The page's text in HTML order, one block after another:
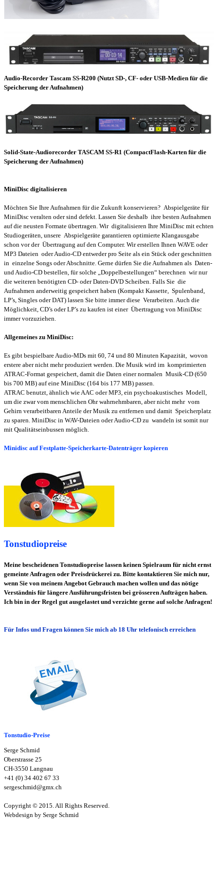
Audio-Recorder Tascam SS-R200 (Nutzt SD-, CF- oder USB-Medien für die
Speicherung der Aufnahmen)
Solid-State-Audiorecorder TASCAM SS-R1 (CompactFlash-Karten für die
Speicherung der Aufnahmen)
MiniDisc digitalisieren
Möchten Sie Ihre Aufnahmen für die Zukunft konservieren? Abspielgeräte für
MiniDisc veralten oder sind defekt. Lassen Sie deshalb ihre besten Aufnahmen
auf die neusten Formate übertragen. Wir digitalisieren Ihre MiniDisc mit echten
Studiogeräten, unsere Abspielgeräte garantieren optimierte Klangausgabe
schon vor der Übertragung auf den Computer. Wir erstellen Ihnen WAVE oder
MP3 Dateien oder Audio-CD entweder pro Seite als ein Stück oder geschnitten
in einzelne Songs oder Abschnitte. Gerne dürfen Sie die Aufnahmen als Daten-
und Audio-CD bestellen, für solche „Doppelbestellungen“ berechnen wir nur
die weiteren benötigten CD- oder Daten-DVD Scheiben. Falls Sie die
Aufnahmen anderweitig gespeichert haben (Kompakt Kassette, Spulenband,
LP’s, Singles oder DAT) lassen Sie bitte immer diese Verarbeiten. Auch die
Möglichkeit, CD’s oder LP’s zu kaufen ist einer Übertragung von MiniDisc
immer vorzuziehen.
Allgemeines zu MiniDisc:
Es gibt bespielbare Audio-MDs mit 60, 74 und 80 Minuten Kapazität, wovon
erstere aber nicht mehr produziert werden. Die Musik wird im komprimierten
ATRAC-Format gespeichert, damit die Daten einer normalen Musik-CD (650
bis 700 MB) auf eine MiniDisc (164 bis 177 MB) passen.
ATRAC benutzt, ähnlich wie AAC oder MP3, ein psychoakustisches Modell,
um die zwar vom menschlichen Ohr wahrnehmbaren, aber nicht mehr vom
Gehirn verarbeitbaren Anteile der Musik zu entfernen und damit Speicherplatz
zu sparen. MiniDisc in WAV-Dateien oder Audio-CD zu wandeln ist somit nur
mit Qualitätseinbussen möglich.
Minidisc auf Festplatte-Speicherkarte-Datenträger kopieren
Tonstudiopreise
Meine bescheidenen Tonstudiopreise lassen keinen Spielraum für nicht ernst
gemeinte Anfragen oder Preisdrückerei zu. Bitte kontaktieren Sie mich nur,
wenn Sie von meinem Angebot Gebrauch machen wollen und das nötige
Verständnis für längere Ausführungsfristen bei grösseren Aufträgen haben.
Ich bin in der Regel gut ausgelastet und verzichte gerne auf solche Anfragen!
Für Infos und Fragen können Sie mich ab 18 Uhr telefonisch erreichen
Tonstudio-Preise
Serge Schmid
Oberstrasse 25
CH-3550 Langnau
+41 (0) 34 402 67 33
sergeschmid@gmx.ch
Copyright © 2015. All Rights Reserved.
Webdesign by Serge Schmid